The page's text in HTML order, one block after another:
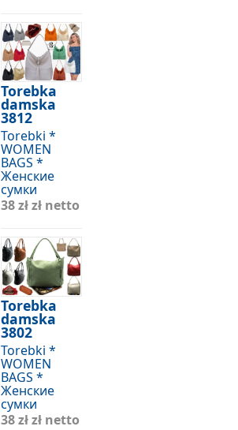
Torebka
damska
3812
Torebki *
WOMEN
BAGS *
Женские
сумки
38 złzł netto
Torebka
damska
3802
Torebki *
WOMEN
BAGS *
Женские
сумки
38 złzł netto